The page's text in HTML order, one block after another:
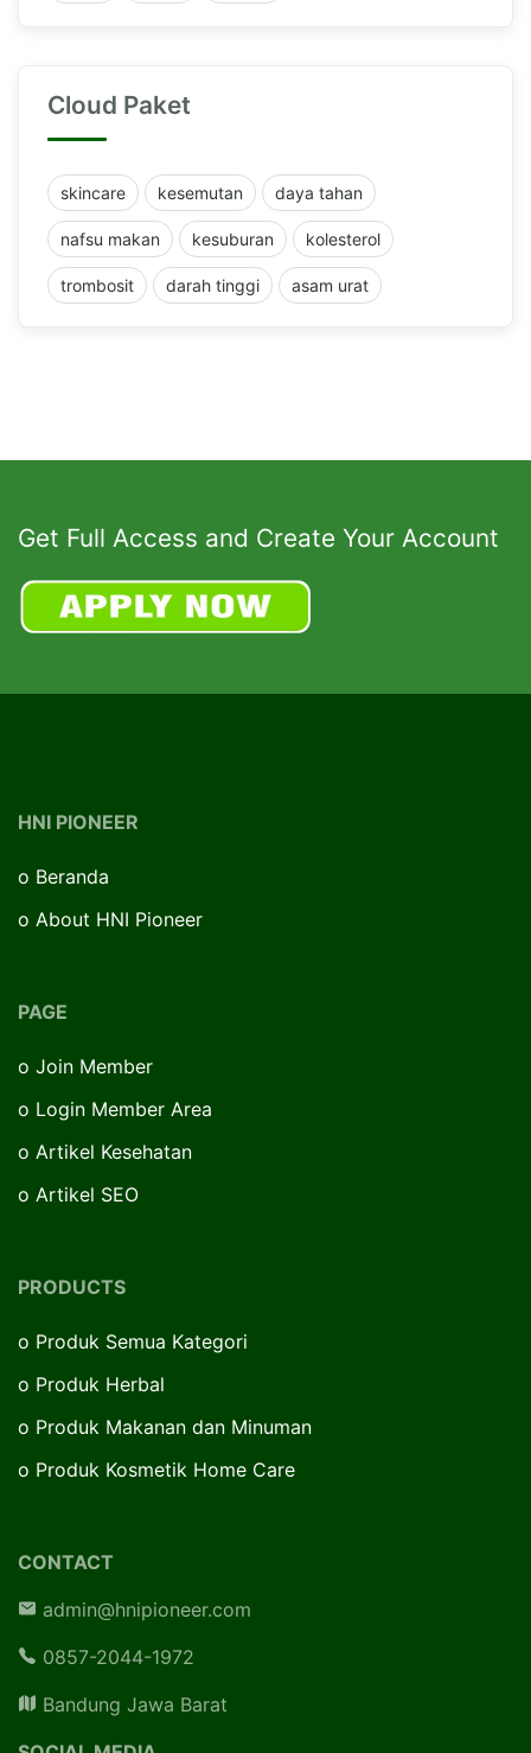
Cloud Paket
skincare kesemutan daya tahan
nafsu makan kesuburan kolesterol
trombosit darah tinggi asam urat
Get Full Access and Create Your Account
HNI PIONEER
o Beranda
o About HNI Pioneer
PAGE
o Join Member
o Login Member Area
o Artikel Kesehatan
o Artikel SEO
PRODUCTS
o Produk Semua Kategori
o Produk Herbal
o Produk Makanan dan Minuman
o Produk Kosmetik Home Care
CONTACT
admin@hnipioneer.com
0857-2044-1972
Bandung Jawa Barat